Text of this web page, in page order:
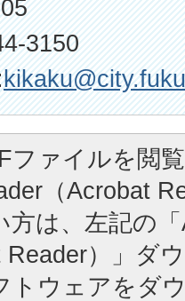
3150
ファイルを閲
（Acrobat
は、左記の
Reader）」ダ
トウェアをダ